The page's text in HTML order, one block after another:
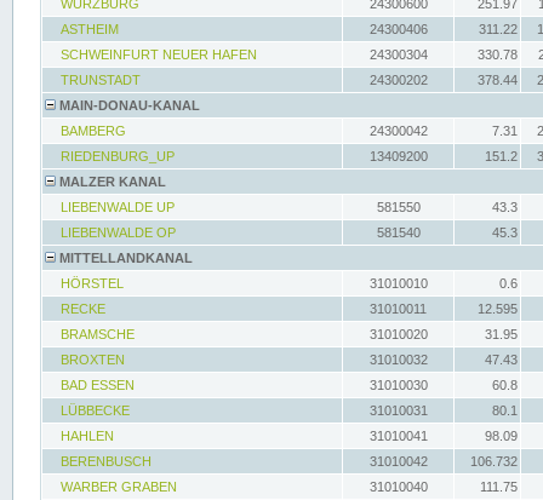
WÜRZBURG 24300600 251.97
ASTHEIM
24300406 311.22
SCHWEINFURT NEUER HAFEN
24300304 330.78
TRUNSTADT
24300202 378.44
MAIN-DONAU-KANAL
BAMBERG
24300042 7.31
RIEDENBURG_UP
13409200 151.2
MALZER KANAL
LIEBENWALDE UP
581550
43.3
LIEBENWALDE OP
581540
45.3
MITTELLANDKANAL
HÖRSTEL
31010010
0.6
RECKE
31010011
12.595
BRAMSCHE
31010020
31.95
BROXTEN
31010032
47.43
BAD ESSEN
31010030
60.8
LÜBBECKE
31010031
80.1
HAHLEN
31010041
98.09
BERENBUSCH
31010042
106.732
WARBER GRABEN
31010040
111.75